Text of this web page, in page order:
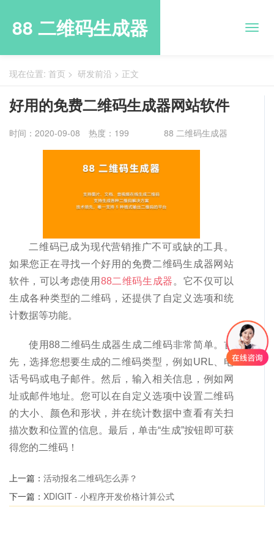
88 二维码生成器
现在位置: 首页 > 研发前沿 > 正文
好用的免费二维码生成器网站软件
时间：2020-09-08 88 二维码生成器
热度：199
二维码已成为现代营销推广不可或缺的工具。
如果您正在寻找一个好用的免费二维码生成器网站
软件，可以考虑使用 88二维码生成器 。它不仅可以
生成各种类型的二维码，还提供了自定义选项和统
计数据等功能。
使用88二维码生成器生成二维码非常简单。首
先，选择您想要生成的二维码类型，例如URL、电
话号码或电子邮件。然后，输入相关信息，例如网
址或邮件地址。您可以在自定义选项中设置二维码
的大小、颜色和形状，并在统计数据中查看有关扫
描次数和位置的信息。最后，单击“生成”按钮即可获
得您的二维码！
上一篇： 活动报名二维码怎么弄？
下一篇： XDIGIT - 小程序开发价格计算公式